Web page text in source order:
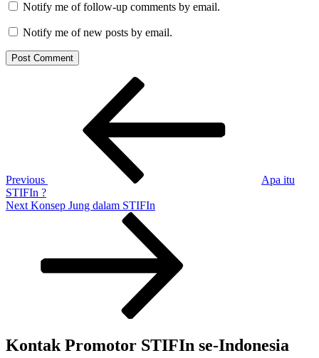
Notify me of follow-up comments by email.
Notify me of new posts by email.
Previous
Apa itu
STIFIn ?
Next
Next Konsep Jung dalam STIFIn
Kontak Promotor STIFIn se-Indonesia